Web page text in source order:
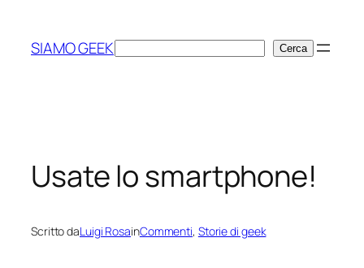
contenuto
SIAMO GEEKCerca Cerca
Usate lo smartphone!
Scritto daLuigi RosainCommenti, Storie di geek